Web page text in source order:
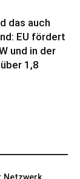
das auch
EU fördert
und in der
1,8